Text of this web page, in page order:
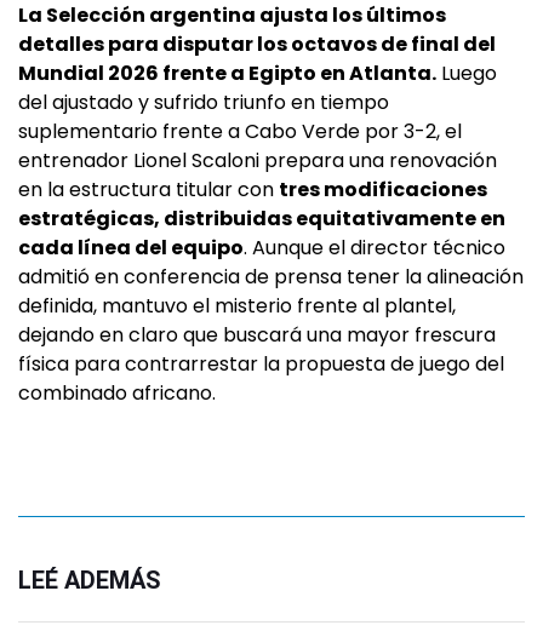
La Selección argentina ajusta los últimos
detalles para disputar los octavos de final del
Mundial 2026 frente a Egipto en Atlanta. Luego
del ajustado y sufrido triunfo en tiempo
suplementario frente a Cabo Verde por 3-2, el
entrenador Lionel Scaloni prepara una renovación
en la estructura titular con tres modificaciones
estratégicas, distribuidas equitativamente en
cada línea del equipo. Aunque el director técnico
admitió en conferencia de prensa tener la alineación
definida, mantuvo el misterio frente al plantel,
dejando en claro que buscará una mayor frescura
física para contrarrestar la propuesta de juego del
combinado africano.
LEÉ ADEMÁS